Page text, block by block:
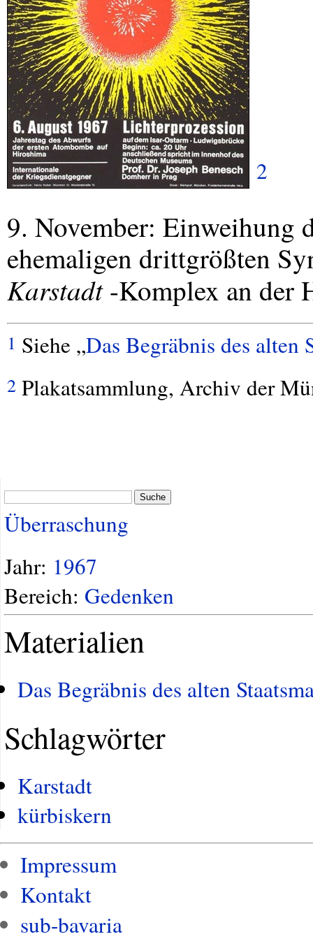
2
9. November: Einweihung
ehemaligen drittgrößten
Karstadt-Komplex an der
1 Siehe „Das Begräbnis des alten
2 Plakatsammlung, Archiv der
Suche
Überraschung
Jahr: 1967
Bereich: Gedenken
Materialien
Das Begräbnis des alten
Schlagwörter
Karstadt
kürbiskern
Impressum
Kontakt
sub-bavaria